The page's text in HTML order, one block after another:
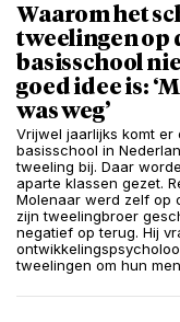
Waarom het
tweelingen op
basisschool
goed idee is:
was weg’
Vrijwel jaarlijks komt er
basisschool in
tweeling bij. Daar
aparte klassen gezet.
Molenaar werd zelf op
zijn tweelingbroer
negatief op terug. Hij
tweelingen om hun